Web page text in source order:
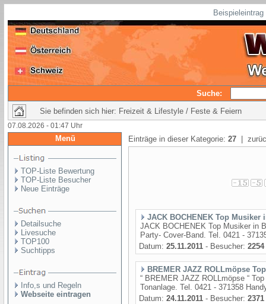
Suche:
Sie befinden sich hier: Freizeit & Lifestyle / Feste & Feiern
07.08.2026 - 01:47 Uhr
Menü
TOP-Liste Bewertung
TOP-Liste Besucher
Neue Einträge
Detailsuche
Livesuche
TOP100
Suchtipps
Info,s und Regeln
Webseite eintragen
Einträge in dieser Kategorie: 27 |
JACK BOCHENEK Top Musiker
JACK BOCHENEK Top Musiker in
Party- Cover-Band. Tel. 0421 -
Datum: 25.11.2011 - Besucher: 2254
BREMER JAZZ ROLLmöpse
“ BREMER JAZZ ROLLmöpse “
Tonanlage. Tel. 0421 - 371358
Datum: 24.11.2011 - Besucher: 2371